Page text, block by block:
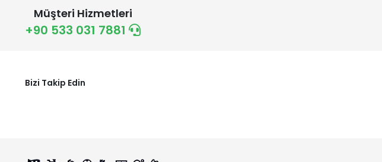
Müşteri Hizmetleri
+90 533 031 7881
Bizi Takip Edin